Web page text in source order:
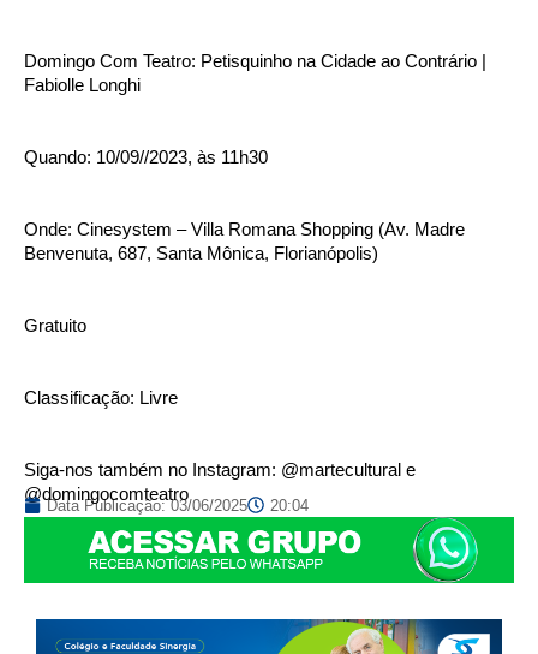
Domingo Com Teatro: Petisquinho na Cidade ao Contrário |
Fabiolle Longhi
Quando: 10/09//2023, às 11h30
Onde: Cinesystem – Villa Romana Shopping (Av. Madre
Benvenuta, 687, Santa Mônica, Florianópolis)
Gratuito
Classificação: Livre
Siga-nos também no Instagram: @martecultural e
@domingocomteatro
Data Publicação:03/06/2025 20:04